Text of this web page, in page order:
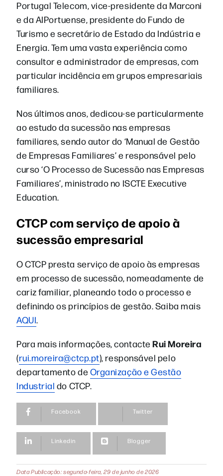
Portugal Telecom, vice-presidente da Marconi
e da AIPortuense, presidente do Fundo de
Turismo e secretário de Estado da Indústria e
Energia. Tem uma vasta experiência como
consultor e administrador de empresas, com
particular incidência em grupos empresariais
familiares.
Nos últimos anos, dedicou-se particularmente
ao estudo da sucessão nas empresas
familiares, sendo autor do ‘Manual de Gestão
de Empresas Familiares’ e responsável pelo
curso ‘O Processo de Sucessão nas Empresas
Familiares’, ministrado no ISCTE Executive
Education.
CTCP com serviço de apoio à
sucessão empresarial
O CTCP presta serviço de apoio às empresas
em processo de sucessão, nomeadamente de
cariz familiar, planeando todo o processo e
definindo os princípios de gestão.Saiba mais
AQUI.
Para mais informações, contacteRui Moreira
(rui.moreira@ctcp.pt), responsável pelo
departamento de Organização e Gestão
Industrial do CTCP.
Facebook Twitter
Linkedin Blogger
Data Publicação: segunda-feira, 29 de junho de 2026